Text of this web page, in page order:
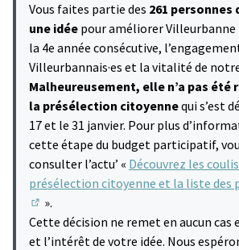
Vous faites partie des 261 personnes
une idée pour améliorer
la 4e année consécutive,
Villeurbannais·es et la vitalité de
Malheureusement, elle n’a pas été
la présélection citoyennequi s’est
17 et le 31 janvier. Pour plus
cette étape du budget participatif,
consulter l’actu’ « Découvrez les
présélection citoyenne et la liste des
(S'ouvre dans un nouvel onglet)
».
Cette décision ne remet en aucun cas
et l’intérêt de votre idée. Nous